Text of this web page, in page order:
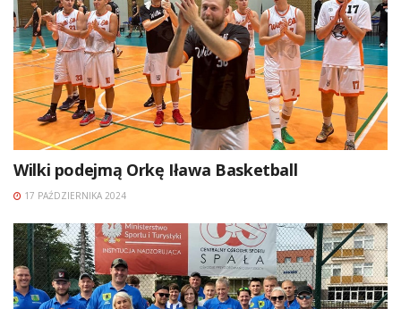
Wilki podejmą Orkę Iława Basketball
17 PAŹDZIERNIKA 2024